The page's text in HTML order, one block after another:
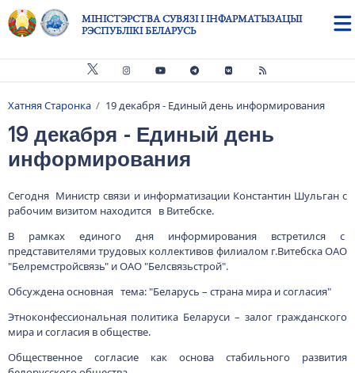
Skip to main content
МІНІСТЭРСТВА СУВЯЗІ І ІНФАРМАТЫЗАЦЫІ
РЭСПУБЛІКІ БЕЛАРУСЬ
Breadcrumb
Хатняя Старонка 19 декабря - Единый день информирования
19 декабря - Единый день
информирования
Сегодня Министр связи и информатизации Константин Шульган с
рабочим визитом находится в Витебске.
В рамках единого дня информирования встретился с
представителями трудовых коллективов филиалом г.Витебска ОАО
"Белремстройсвязь" и ОАО "Белсвязьстрой".
Обсуждена основная тема: "Беларусь – страна мира и согласия"
Этноконфессиональная политика Беларуси – залог гражданского
мира и согласия в обществе.
Общественное согласие как основа стабильного развития